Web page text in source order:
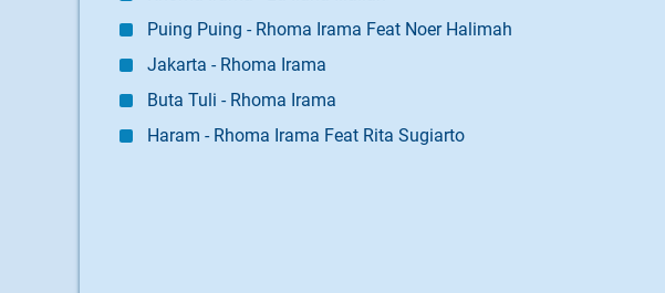
Puing Puing - Rhoma Irama Feat Noer Halimah
Jakarta - Rhoma Irama
Buta Tuli - Rhoma Irama
Haram - Rhoma Irama Feat Rita Sugiarto